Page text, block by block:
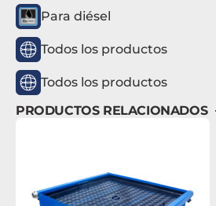
Para diésel
Todos los productos
Todos los productos
PRODUCTOS RELACIONADOS